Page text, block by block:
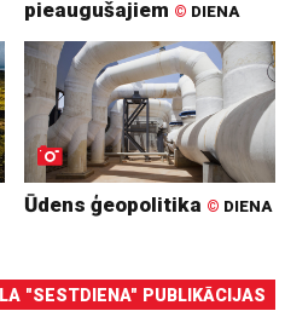
pieaugušajiem © DIENA
Ūdens ģeopolitika © DIENA
"SESTDIENA" PUBLIKĀCIJAS